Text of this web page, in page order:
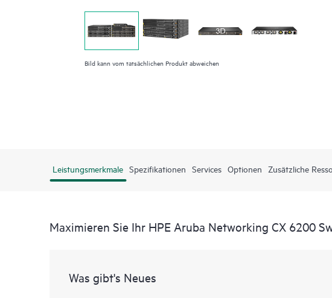
Bild kann vom tatsächlichen Produkt abweichen
Leistungsmerkmale Spezifikationen Services Optionen Zusätzliche
Maximieren Sie Ihr HPE Aruba Networking CX 6200
Was gibt's Neues